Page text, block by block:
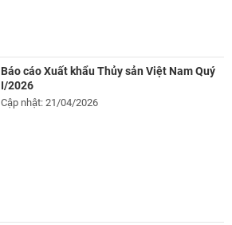
Báo cáo Xuất khẩu Thủy sản Việt Nam Quý
I/2026
Cập nhật: 21/04/2026